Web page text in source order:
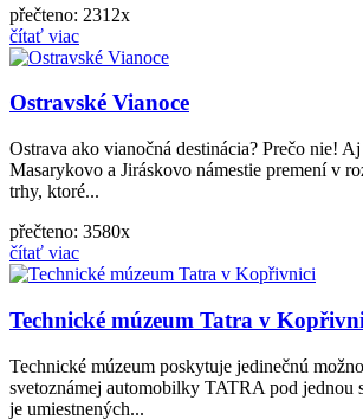
přečteno: 2312x
čítať viac
Ostravské Vianoce
Ostrava ako vianočná destinácia? Prečo nie!
Masarykovo a Jiráskovo námestie premení v
trhy, ktoré...
přečteno: 3580x
čítať viac
Technické múzeum Tatra v
Technické múzeum poskytuje jedinečnú
svetoznámej automobilky TATRA pod jednou
je umiestnených...